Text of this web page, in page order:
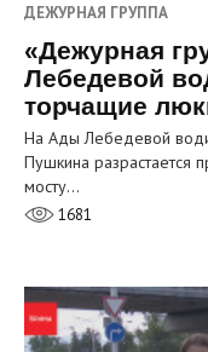
ДЕЖУРНАЯ ГРУППА
«Дежурная
Лебедевой
торчащие
На Ады Лебедевой
Пушкина разрастается
мосту…
1681